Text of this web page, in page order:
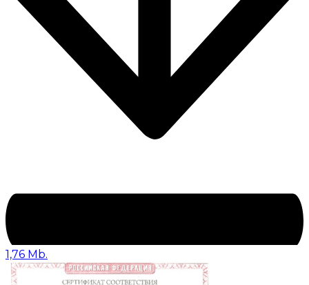
1,76 Mb.